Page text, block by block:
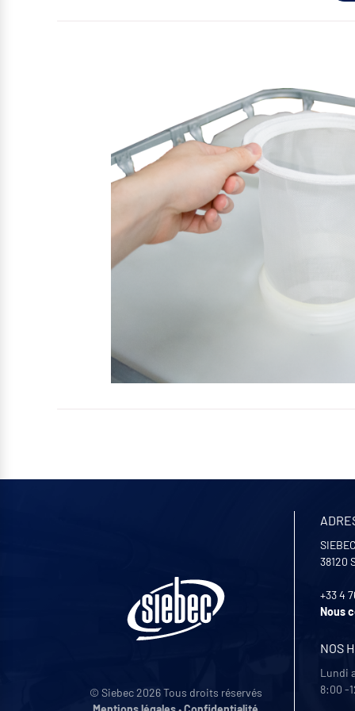
© Siebec 2026 Tous droits réservés
38120
+33 4
Nous
NOS
Lundi
8:00 -